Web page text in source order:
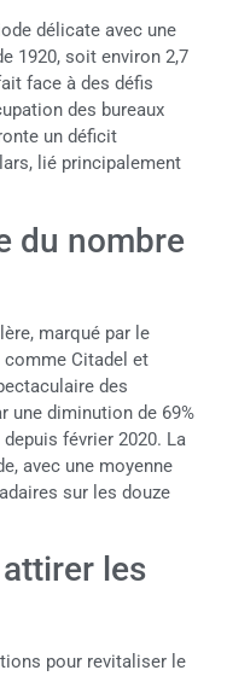
délicate avec une
1920, soit environ 2,7
face à des défis
des bureaux
un déficit
lié principalement
du nombre
marqué par le
Citadel et
des
une diminution de 69%
février 2020. La
avec une moyenne
sur les douze
les
pour revitaliser le